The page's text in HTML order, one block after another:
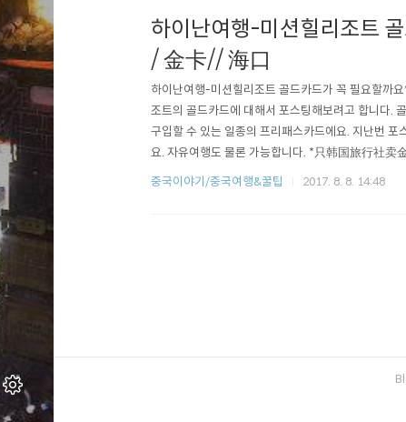
하이난여행-미션힐리조트
/ 金卡// 海口
하이난여행-미션힐리조트 골드카드가 꼭 필요할까
조트의 골드카드에 대해서 포스팅해보려고 합니다.
구입할 수 있는 일종의 프리패스카드에요. 지난번
요. 자유여행도 물론 가능합니다. *只韩国旅行社卖
그냥 편하게 리조트내에서 모든혜택을 다 누리며 있
중국이야기/중국여행&꿀팁 2017. 8. 8. 14:48